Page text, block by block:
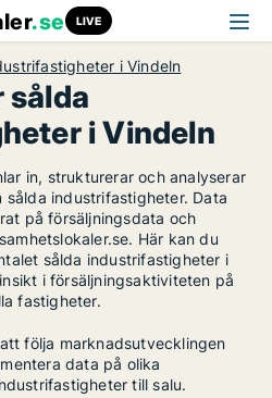
.se LIVE
i Vindeln
i Vindeln
in, strukturerar och analyserar
sålda industrifastigheter. Data
på försäljningsdata och
Här kan du
sålda industrifastigheter i
i försäljningsaktiviteten på
fastigheter.
följa marknadsutvecklingen
data på olika
till salu.